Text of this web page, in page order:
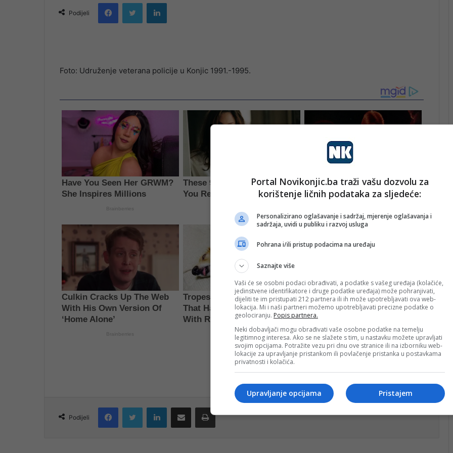
email
Podijeli
FacebookTwitter LinkedIn
Foto: Udruženje veterana policije u Konjic 1991.-1995.
konjic
Podijeli
FacebookTwitter LinkedInShare via Email
Portal Novikonjic.ba traži vašu dozvolu za
korištenje ličnih podataka za sljedeće:
Personalizirano oglašavanje i sadržaj, mjerenje oglašavanja i
sadržaja, uvidi u publiku i razvoj usluga
Pohrana i/ili pristup podacima na uređaju
Saznajte više
Vaši će se osobni podaci obrađivati, a podatke s vašeg uređaja (kolačiće,
jedinstvene identifikatore i druge podatke uređaja) može pohranjivati,
dijeliti te im pristupati 212 partnera ili ih može upotrebljavati ova web-
lokacija. Mi i naši partneri možemo upotrebljavati precizne podatke o
geolociranju. Popis partnera.
Neki dobavljači mogu obrađivati vaše osobne podatke na temelju
legitimnog interesa. Ako se ne slažete s tim, u nastavku možete upravljati
svojim opcijama. Potražite vezu pri dnu ove stranice ili na izborniku web-
lokacije za upravljanje pristankom ili povlačenje pristanka u postavkama
privatnosti i kolačića.
Pristajem
Upravljanje opcijama